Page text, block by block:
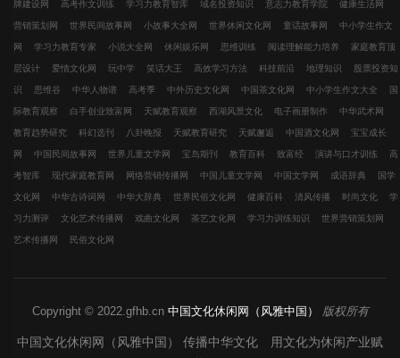
牌建设网 高考作文训练 学习力教育智库 域名投资知识 意志力教育学院 健康生活网
营销策划网 世界民间故事网 小故事大全网 世界休闲文化网 童话故事网 中小学生作文
网 学习力教育专家 小说大全网 休闲娱乐网 思维训练 阅读理解能力培养 家庭教育顶
层设计 爱情文化网 玩中学 笑话大王 高效学习方法 科技前沿 地理知识 股票投资知
识 思维谷 中华人物谱 高考季 中外历史文化网 中国茶文化网 中小学生作文大全 国
际教育观察 白手创业致富网 天赋教育观察 西湖风景文化 电子画册制作 中华武术网
教育趋势研究 科幻选刊 八卦晚报 天赋教育研究 天赋邂逅 中国酒文化网 宝宝成长
网 中国民间故事网 世界儿童文学网 宝岛期刊 教育百科 致富经 演讲与口才训练 高
考智库 现代家庭教育网 网络营销传播网 中国儿童文学网 中国文学网 成语辞典 国学
文化网 中华古诗词网 中华大辞典 世界民俗文化网 健康百科 清风传播 时尚文化 学
习力测评 文化艺术传播网 戏曲文化网 茶艺文化网 学习力训练知识 世界营销策划网
艺术传播网 民俗文化网
Copyright © 2022.gfhb.cn 中国文化休闲网（风雅中国） 版权所有
中国文化休闲网（风雅中国） 传播中华文化 用文化为休闲产业赋